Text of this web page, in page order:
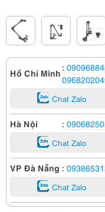
Hồ Chí Minh :
Chat Zalo
Hà Nội :
Chat Zalo
VP Đà Nẵng :
Chat Zalo